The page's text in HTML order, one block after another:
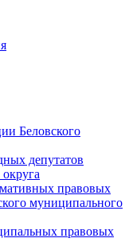
Беловского
депутатов
правовых
муниципального
правовых